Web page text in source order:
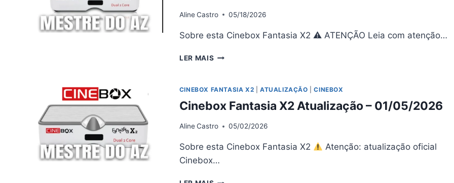
AlineCastro 05/18/2026
Sobre esta Cinebox Fantasia X2 ⚠ ATENÇÃO Leia com atenção…
LER MAIS CINEBOX
ATUALIZAÇÃO
–
CINEBOX FANTASIA X2 ATUALIZAÇÃO |CINEBOX
Cinebox Fantasia X2 Atualização – 01/05/2026
AlineCastro 05/02/2026
Sobre esta Cinebox Fantasia X2
Atenção: atualização oficial
Cinebox…
CINEBOX